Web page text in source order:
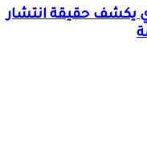
حقيقة انتشار